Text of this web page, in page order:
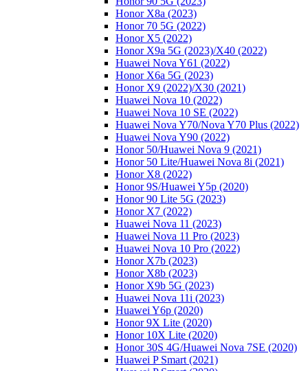
Honor X8a (2023)
Honor 70 5G (2022)
Honor X5 (2022)
Honor X9a 5G (2023)/Х40 (2022)
Huawei Nova Y61 (2022)
Honor X6a 5G (2023)
Honor X9 (2022)/Х30 (2021)
Huawei Nova 10 (2022)
Huawei Nova 10 SE (2022)
Huawei Nova Y70/Nova Y70 Plus (2022)
Huawei Nova Y90 (2022)
Honor 50/Huawei Nova 9 (2021)
Honor 50 Lite/Huawei Nova 8i (2021)
Honor X8 (2022)
Honor 9S/Huawei Y5p (2020)
Honor 90 Lite 5G (2023)
Honor X7 (2022)
Huawei Nova 11 (2023)
Huawei Nova 11 Pro (2023)
Huawei Nova 10 Pro (2022)
Honor X7b (2023)
Honor X8b (2023)
Honor X9b 5G (2023)
Huawei Nova 11i (2023)
Huawei Y6p (2020)
Honor 9X Lite (2020)
Honor 10X Lite (2020)
Honor 30S 4G/Huawei Nova 7SE (2020)
Huawei P Smart (2021)